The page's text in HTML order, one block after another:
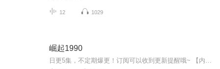
12 1029
崛起1990